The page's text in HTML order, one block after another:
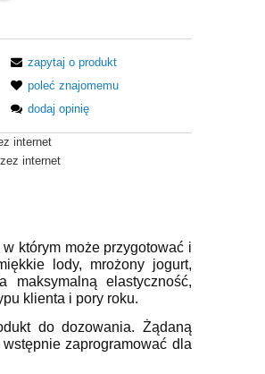
zapytaj o produkt
poleć znajomemu
dodaj opinię
w którym może przygotować i
lody, mrożony jogurt,
elastyczność,
klienta i pory roku.
do dozowania. Żądaną
zaprogramować dla